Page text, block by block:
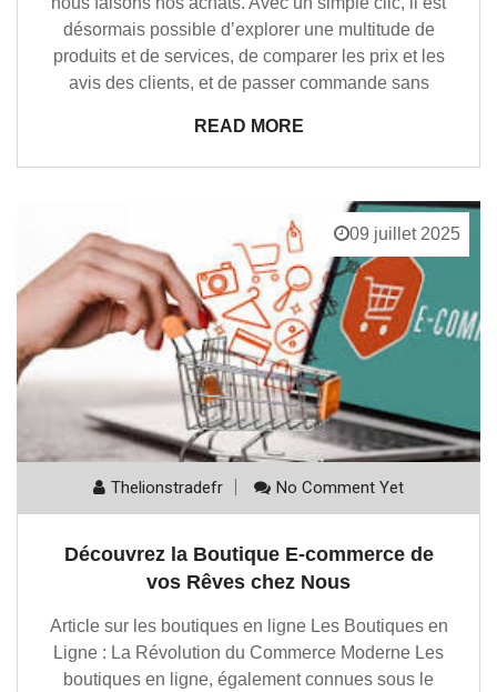
désormais possible d’explorer une multitude de
produits et de services, de comparer les prix et les
avis des clients, et de passer commande sans
READ MORE
09 juillet 2025
Thelionstradefr No Comment Yet
Découvrez la Boutique E-commerce de
vos Rêves chez Nous
Article sur les boutiques en ligne Les Boutiques en
Ligne : La Révolution du Commerce Moderne Les
boutiques en ligne, également connues sous le